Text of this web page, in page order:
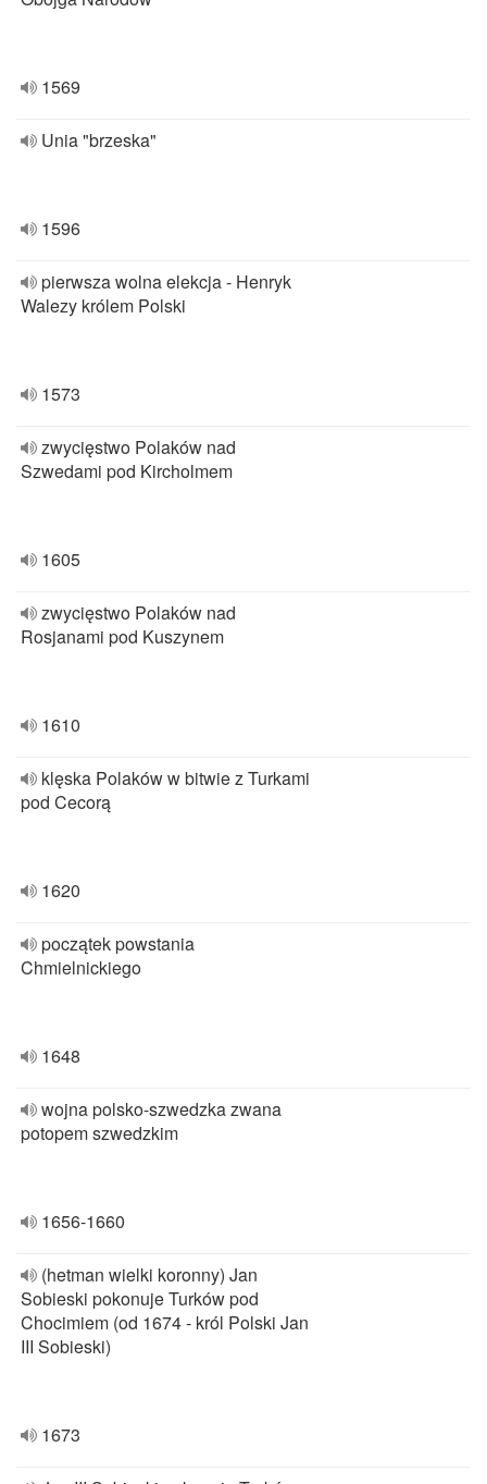
1569
Unia "brzeska"
1596
pierwsza wolna elekcja - Henryk
Walezy królem Polski
1573
zwycięstwo Polaków nad
Szwedami pod Kircholmem
1605
zwycięstwo Polaków nad
Rosjanami pod Kuszynem
1610
klęska Polaków w bitwie z Turkami
pod Cecorą
1620
początek powstania
Chmielnickiego
1648
wojna polsko-szwedzka zwana
potopem szwedzkim
1656-1660
(hetman wielki koronny) Jan
Sobieski pokonuje Turków pod
Chocimiem (od 1674 - król Polski Jan
III Sobieski)
1673